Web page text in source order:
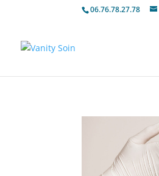
06.76.78.27.78